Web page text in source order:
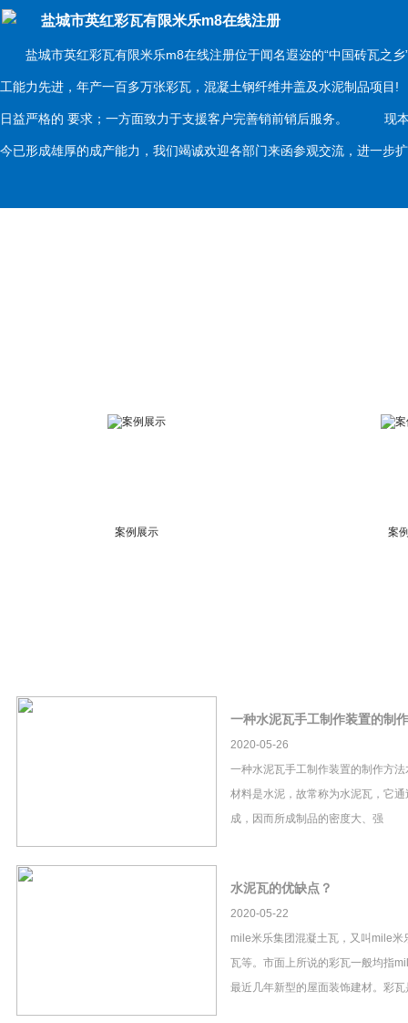
盐城市英红彩瓦有限米乐m8在线注册
盐城市英红彩瓦有限米乐m8在线注册位于闻名遐迩的“中国砖瓦之乡
工能力先进，年产一百多万张彩瓦，混凝土钢纤维井盖及水泥制品项
日益严格的 要求；一方面致力于支援客户完善销前销后服务。 现本
今已形成雄厚的成产能力，我们竭诚欢迎各部门来函参观交流，进一
案例展示 案
一种水泥瓦手工制作装置的制
2020-05-26
一种水泥瓦手工制作装置的制作方
材料是水泥，故常称为水泥瓦，它
成，因而所成制品的密度大、强
水泥瓦的优缺点？
2020-05-22
mile米乐集团混凝土瓦，又叫mile米
瓦等。市面上所说的彩瓦一般均指
最近几年新型的屋面装饰建材。彩